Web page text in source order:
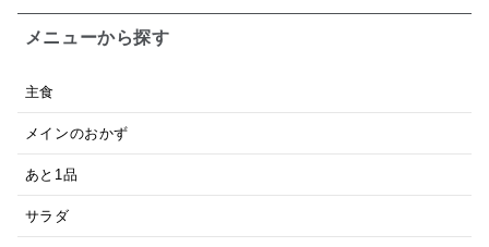
メニューから探す
主食
メインのおかず
あと1品
サラダ